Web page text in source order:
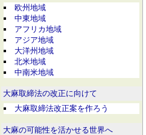
欧州地域
中東地域
アフリカ地域
アジア地域
大洋州地域
北米地域
中南米地域
大麻取締法の改正に向けて
大麻取締法改正案を作ろう
大麻の可能性を活かせる世界へ